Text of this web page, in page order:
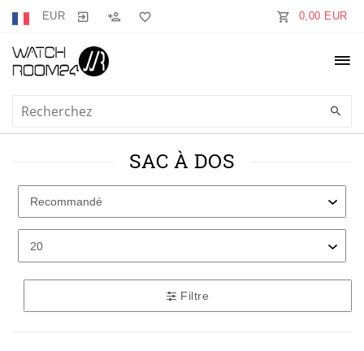
EUR 0,00 EUR
SAC À DOS
Filtre